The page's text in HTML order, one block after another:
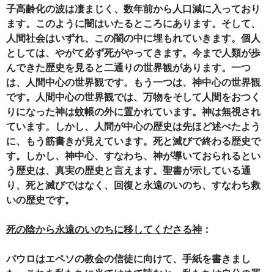
子高齢化の波は凄まじく、数年前から人口減に入っており
ます。このように闇はいたるところにあります。そして、
人間社会はいずれ、この闇の中に埋もれていきます。個人
としては、やがて必ず死がやってきます。今まで人類が歩
んできた歴史を見ると二通りの世界観があります。一つ
は、人間中心の世界観です。もう一つは、神中心の世界観
です。人間中心の世界観では、万物をそして人間をおつく
りになった神は蚊帳の外に置かれています。神は無視され
ています。しかし、人間が中心の歴史は先ほど述べたよう
に、もう筋書きが見えています。死と滅びで終わる歴史で
す。しかし、神中心、すなわち、神が導いておられるとい
う歴史は、真実の歴史と言えます。聖書が示している通
り、死と滅びではなく、回復と永遠のいのち、すなわち救
いの歴史です。
死の陰から永遠のいのちに移してくださる神 ：
パウロはエペソの教会の信徒に向けて、手紙を書きまし